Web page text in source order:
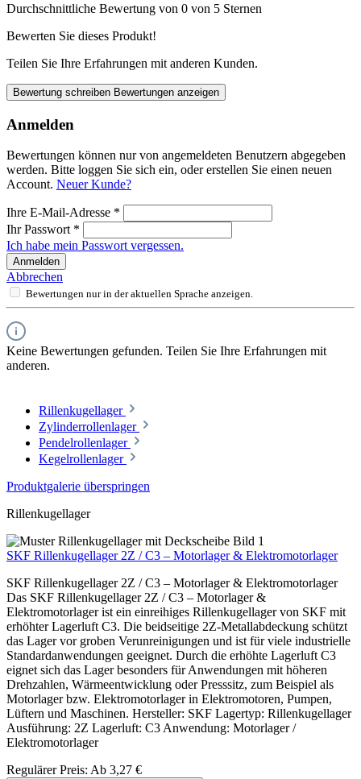
Durchschnittliche Bewertung von 0 von 5 Sternen
Bewerten Sie dieses Produkt!
Teilen Sie Ihre Erfahrungen mit anderen Kunden.
Bewertung schreiben Bewertungen anzeigen
Anmelden
Bewertungen können nur von angemeldeten Benutzern abgegeben
werden. Bitte loggen Sie sich ein, oder erstellen Sie einen neuen
Account. Neuer Kunde?
Ihre E-Mail-Adresse *
Ihr Passwort *
Ich habe mein Passwort vergessen.
Anmelden
Abbrechen
Bewertungen nur in der aktuellen Sprache anzeigen.
Keine Bewertungen gefunden. Teilen Sie Ihre Erfahrungen mit
anderen.
Rillenkugellager
Zylinderrollenlager
Pendelrollenlager
Kegelrollenlager
Produktgalerie überspringen
Rillenkugellager
SKF Rillenkugellager 2Z / C3 – Motorlager & Elektromotorlager
SKF Rillenkugellager 2Z / C3 – Motorlager & Elektromotorlager
Das SKF Rillenkugellager 2Z / C3 – Motorlager &
Elektromotorlager ist ein einreihiges Rillenkugellager von SKF mit
erhöhter Lagerluft C3. Die beidseitige 2Z-Metallabdeckung schützt
das Lager vor groben Verunreinigungen und ist für viele industrielle
Standardanwendungen geeignet. Durch die erhöhte Lagerluft C3
eignet sich das Lager besonders für Anwendungen mit höheren
Drehzahlen, Wärmeentwicklung oder Presssitz, zum Beispiel als
Motorlager bzw. Elektromotorlager in Elektromotoren, Pumpen,
Lüftern und Maschinen. Hersteller: SKF Lagertyp: Rillenkugellager
Ausführung: 2Z Lagerluft: C3 Anwendung: Motorlager /
Elektromotorlager
Regulärer Preis: Ab 3,27 €